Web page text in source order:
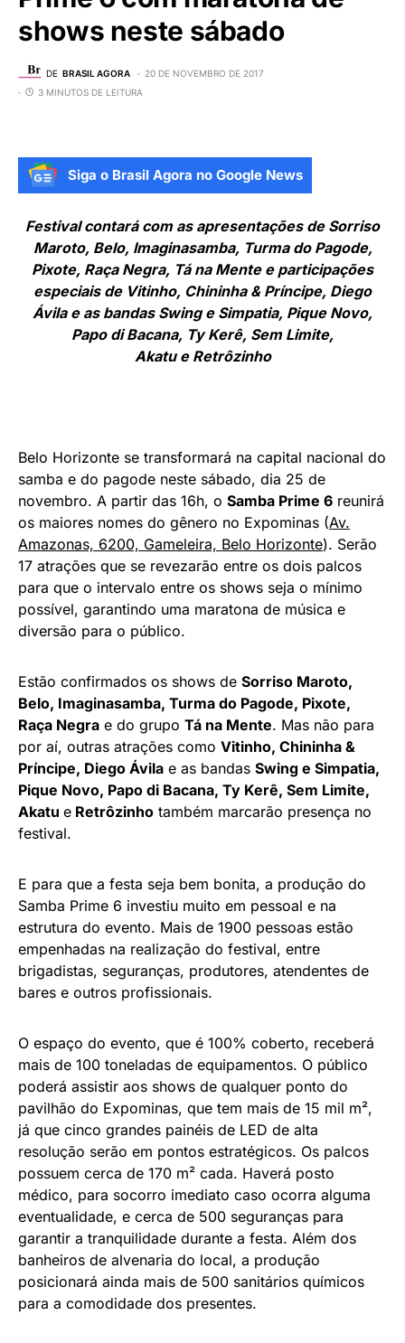
shows neste sábado
DE BRASIL AGORA
20 DE NOVEMBRO DE 2017
3 MINUTOS DE LEITURA
Siga o Brasil Agora no Google News
Festival contará com as apresentações de Sorriso
Maroto, Belo, Imaginasamba, Turma do Pagode,
Pixote, Raça Negra, Tá na Mente e participações
especiais de Vitinho, Chininha & Príncipe, Diego
Ávila e as bandas Swing e Simpatia, Pique Novo,
Papo di Bacana, Ty Kerê, Sem Limite,
Akatu e Retrôzinho
Belo Horizonte se transformará na capital nacional do
samba e do pagode neste sábado, dia 25 de
novembro. A partir das 16h, o Samba Prime 6 reunirá
os maiores nomes do gênero no Expominas (Av.
Amazonas, 6200, Gameleira, Belo Horizonte). Serão
17 atrações que se revezarão entre os dois palcos
para que o intervalo entre os shows seja o mínimo
possível, garantindo uma maratona de música e
diversão para o público.
Estão confirmados os shows de Sorriso Maroto,
Belo, Imaginasamba, Turma do Pagode, Pixote,
Raça Negra e do grupo Tá na Mente. Mas não para
por aí, outras atrações como Vitinho, Chininha &
Príncipe, Diego Ávila e as bandas Swing e Simpatia,
Pique Novo, Papo di Bacana, Ty Kerê, Sem Limite,
Akatu e Retrôzinho também marcarão presença no
festival.
E para que a festa seja bem bonita, a produção do
Samba Prime 6 investiu muito em pessoal e na
estrutura do evento. Mais de 1900 pessoas estão
empenhadas na realização do festival, entre
brigadistas, seguranças, produtores, atendentes de
bares e outros profissionais.
O espaço do evento, que é 100% coberto, receberá
mais de 100 toneladas de equipamentos. O público
poderá assistir aos shows de qualquer ponto do
pavilhão do Expominas, que tem mais de 15 mil m²,
já que cinco grandes painéis de LED de alta
resolução serão em pontos estratégicos. Os palcos
possuem cerca de 170 m² cada. Haverá posto
médico, para socorro imediato caso ocorra alguma
eventualidade, e cerca de 500 seguranças para
garantir a tranquilidade durante a festa. Além dos
banheiros de alvenaria do local, a produção
posicionará ainda mais de 500 sanitários químicos
para a comodidade dos presentes.